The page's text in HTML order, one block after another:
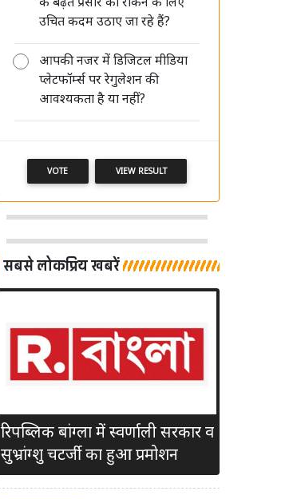
DB Corp में सुधीर अग्रवाल और पवन
अग्रवाल की पुनर्नियुक्ति पर दो सितंबर को
होगा फैसला
उचित कदम उठाए जा रहे हैं?
आपकी नजर में डिजिटल मीडिया
प्लेटफॉर्म्स पर रेगुलेशन की
आवश्यकता है या नहीं?
VOTE VIEW RESULT
सबसे लोकप्रिय खबरें
रिपब्लिक बांग्ला में स्वर्णाली सरकार व
सुभ्रांग्शु चटर्जी का हुआ प्रमोशन